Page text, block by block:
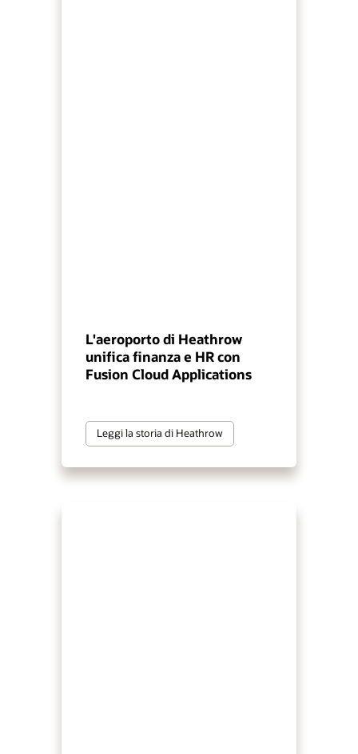
L'aeroporto di Heathrow
unifica finanza e HR con
Fusion Cloud Applications
Leggi la storia di Heathrow